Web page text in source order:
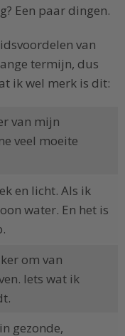
Een paar dingen.
van
termijn, dus
ik wel merk is dit:
van mijn
veel moeite
en licht. Als ik
water. En het is
om van
Iets wat ik
gezonde,